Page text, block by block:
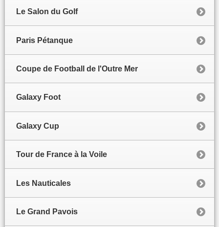
Le Salon du Golf
Paris Pétanque
Coupe de Football de l'Outre Mer
Galaxy Foot
Galaxy Cup
Tour de France à la Voile
Les Nauticales
Le Grand Pavois